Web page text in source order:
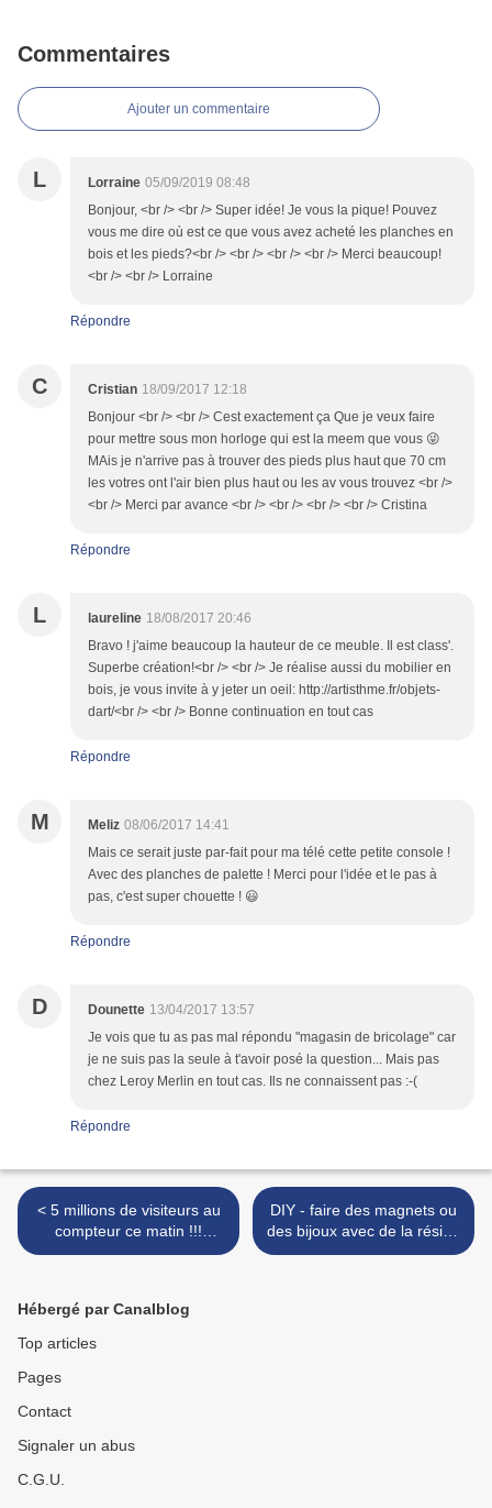
Commentaires
Ajouter un commentaire
L Lorraine 05/09/2019 08:48
Bonjour, <br /> <br /> Super idée! Je vous la pique! Pouvez
vous me dire où est ce que vous avez acheté les planches en
bois et les pieds?<br /> <br /> <br /> <br /> Merci beaucoup!
<br /> <br /> Lorraine
Répondre
C Cristian 18/09/2017 12:18
Bonjour <br /> <br /> Cest exactement ça Que je veux faire
pour mettre sous mon horloge qui est la meem que vous 😜
MAis je n'arrive pas à trouver des pieds plus haut que 70 cm
les votres ont l'air bien plus haut ou les av vous trouvez <br />
<br /> Merci par avance <br /> <br /> <br /> <br /> Cristina
Répondre
L laureline 18/08/2017 20:46
Bravo ! j'aime beaucoup la hauteur de ce meuble. Il est class'.
Superbe création!<br /> <br /> Je réalise aussi du mobilier en
bois, je vous invite à y jeter un oeil: http://artisthme.fr/objets-
dart/<br /> <br /> Bonne continuation en tout cas
Répondre
M Meliz 08/06/2017 14:41
Mais ce serait juste par-fait pour ma télé cette petite console !
Avec des planches de palette ! Merci pour l'idée et le pas à
pas, c'est super chouette ! 😃
Répondre
D Dounette 13/04/2017 13:57
Je vois que tu as pas mal répondu "magasin de bricolage" car
je ne suis pas la seule à t'avoir posé la question... Mais pas
chez Leroy Merlin en tout cas. Ils ne connaissent pas :-(
Répondre
< 5 millions de visiteurs au
compteur ce matin !!!
RESULTATS !!!
DIY - faire des magnets ou
des bijoux avec de la résine
colorée - Cadeau à gagner
Hébergé par Canalblog
Top articles
Pages
Contact
Signaler un abus
C.G.U.